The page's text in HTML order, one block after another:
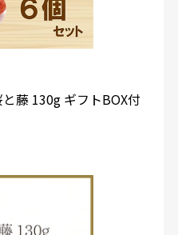
藤 130g ギフトBOX付